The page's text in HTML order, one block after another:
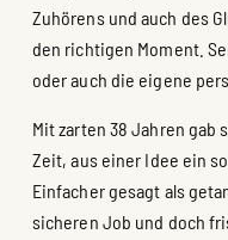
Zuhörens und auch des
den richtigen Moment.
oder auch die eigene
Mit zarten 38 Jahren gab
Zeit, aus einer Idee ein
Einfacher gesagt als
sicheren Job und doch